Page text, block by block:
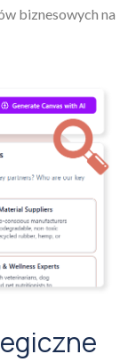
biznesowych na